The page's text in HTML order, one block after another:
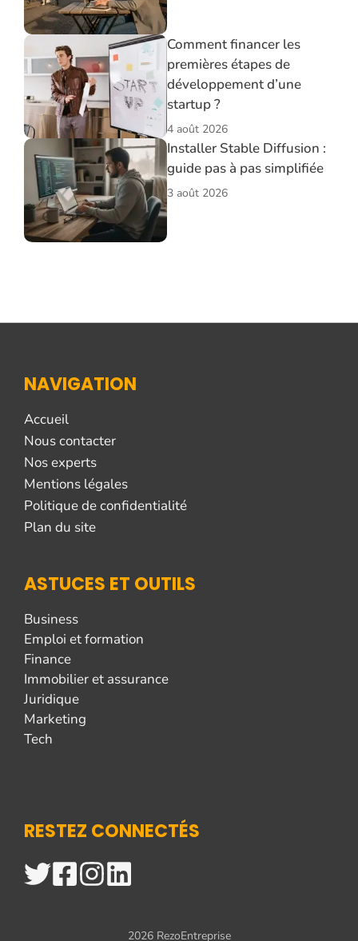
Comment financer les
premières étapes de
développement d’une
startup ?
4 août 2026
Installer Stable Diffusion :
guide pas à pas simplifiée
3 août 2026
NAVIGATION
Accueil
Nous contacter
Nos experts
Mentions légales
Politique de confidentialité
Plan du site
ASTUCES ET OUTILS
Business
Emploi et formation
Finance
Immobilier et assurance
Juridique
Marketing
Tech
RESTEZ CONNECTÉS
2026 RezoEntreprise